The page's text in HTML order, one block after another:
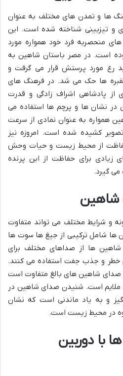
ها و تمدن های مختلف به عنوان
و تیزبینی شناخته شده است. این
منحصربه فرد خود همواره مورد
است. در مصر باستان شاهین به
رع مورد پرستش قرار می گرفت و
ها حک می شد. در فرهنگ های
از پادشاهی اشراف زادگی و قدرت
در نشان ها و پرچم ها استفاده می
همواره به عنوان نمادی از سرعت
کشیده شده است. امروزه نیز
از محیط زیست و حیات وحش
برای حفاظت از این پرنده
گیرد.
شاهین
و شرایط مختلف می تواند متفاوت
ها شامل ترکیبی از جیغ ها سوت ها
ها از صداهای مختلف برای
خطر و جذب جفت استفاده می کنند.
شاهین های بالغ متفاوت است
ملایم است. شنیدن صدای شاهین در
و به یاد ماندنی است که نشان
در محیط زیست است.
با دوربین